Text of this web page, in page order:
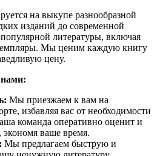
на выкупе разнообразной
изданий до современной
литературы, включая
Мы ценим каждую книгу
цену.
Мы приезжаем к вам на
избавляя вас от необходимости
команда оперативно оценит и
экономя ваше время.
Мы предлагаем быструю и